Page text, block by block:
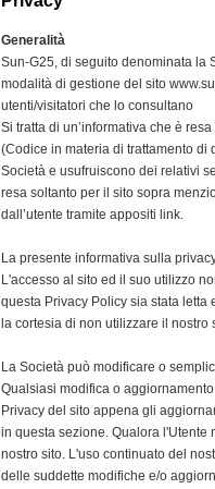
Generalità
Sun-G25, di seguito denominata la
modalità di gestione del sito
utenti/visitatori che lo consultano
Si tratta di un’informativa che è
(Codice in materia di trattamento
Società e usufruiscono dei relativi
resa soltanto per il sito sopra
dall’utente tramite appositi link.
La presente informativa sulla
L'accesso al sito ed il suo utilizzo
questa Privacy Policy sia stata
la cortesia di non utilizzare il nostro
La Società può modificare o
Qualsiasi modifica o
Privacy del sito appena gli
in questa sezione. Qualora l'Utente
nostro sito. L'uso continuato del
delle suddette modifiche e/o